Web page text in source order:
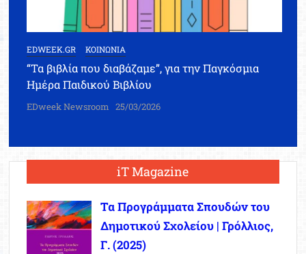
EDWEEK.GR ΚΟΙΝΩΝΙΑ
“Τα βιβλία που διαβάζαμε”, για την Παγκόσμια
Ημέρα Παιδικού Βιβλίου
EDweek Newsroom 25/03/2026
iT Magazine
Τα Προγράμματα Σπουδών του
Δημοτικού Σχολείου | Γρόλλιος,
Γ. (2025)